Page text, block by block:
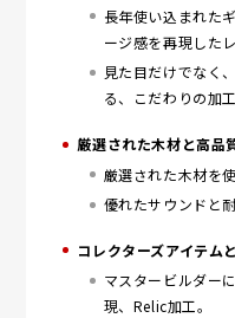
長年使い込まれた
ージ感を再現した
見た目だけでなく
る、こだわりの加工
厳選された木材と高品
厳選された木材を
優れたサウンドと
コレクターズアイテム
マスタービルダー
現、Relic加工。